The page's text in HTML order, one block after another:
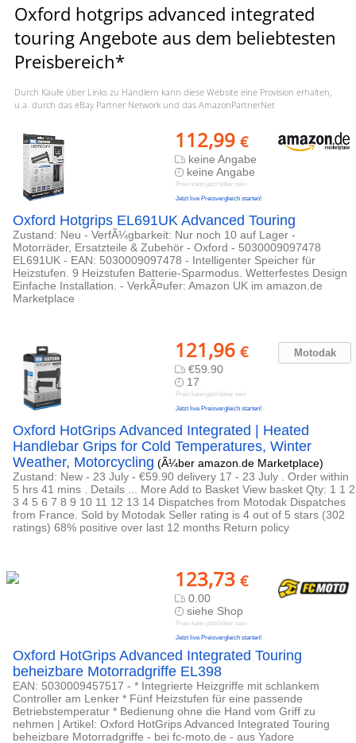
Oxford hotgrips advanced integrated
touring Angebote aus dem beliebtesten
Preisbereich*
Durch Käufe über Links zu Händlern kann diese Website eine Provision erhalten,
u.a. durch das eBay Partner Network und das AmazonPartnerNet
112,99 €
keine Angabe
keine Angabe
Preis kann jetzt höher sein
Jetzt live Preisvergleich starten!
Oxford Hotgrips EL691UK Advanced Touring
Zustand: Neu - VerfÃ¼gbarkeit: Nur noch 10 auf Lager -
Motorräder, Ersatzteile & Zubehör - Oxford - 5030009097478
EL691UK - EAN: 5030009097478 - Intelligenter Speicher für
Heizstufen. 9 Heizstufen Batterie-Sparmodus. Wetterfestes Design
Einfache Installation. - VerkÃ¤ufer: Amazon UK im amazon.de
Marketplace
Motodak
121,96 €
€59.90
17
Preis kann jetzt höher sein
Jetzt live Preisvergleich starten!
Oxford HotGrips Advanced Integrated | Heated
Handlebar Grips for Cold Temperatures, Winter
Weather, Motorcycling (Ã¼ber amazon.de Marketplace)
Zustand: New - 23 July - €59.90 delivery 17 - 23 July . Order within
5 hrs 41 mins . Details ... More Add to Basket View basket Qty: 1 1 2
3 4 5 6 7 8 9 10 11 12 13 14 Dispatches from Motodak Dispatches
from France. Sold by Motodak Seller rating is 4 out of 5 stars (302
ratings) 68% positive over last 12 months Return policy
123,73 €
0.00
siehe Shop
Preis kann jetzt höher sein
Jetzt live Preisvergleich starten!
Oxford HotGrips Advanced Integrated Touring
beheizbare Motorradgriffe EL398
EAN: 5030009457517 - * Integrierte Heizgriffe mit schlankem
Controller am Lenker * Fünf Heizstufen für eine passende
Betriebstemperatur * Bedienung ohne die Hand vom Griff zu
nehmen | Artikel: Oxford HotGrips Advanced Integrated Touring
beheizbare Motorradgriffe - bei fc-moto.de - aus Yadore